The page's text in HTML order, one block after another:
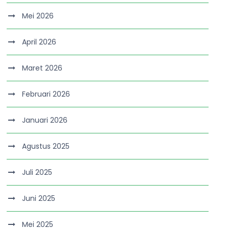
Mei 2026
April 2026
Maret 2026
Februari 2026
Januari 2026
Agustus 2025
Juli 2025
Juni 2025
Mei 2025